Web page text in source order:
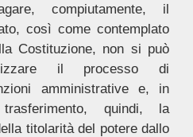
compiutamente, il
così come contemplato
Costituzione, non si può
il processo di
amministrative e, in
quindi, la
titolarità del potere dallo